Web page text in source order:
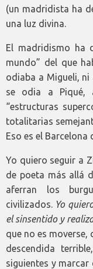
(un madridista ha
una luz divina.
El madridismo ha
mundo” del que
odiaba a Migueli,
se odia a Piqué,
“estructuras
totalitarias
Eso es el Barcelona
Yo quiero seguir a
de poeta más allá
aferran los
civilizados. Yo
el sinsentido y
que no es moverse,
descendida
siguientes y marcar